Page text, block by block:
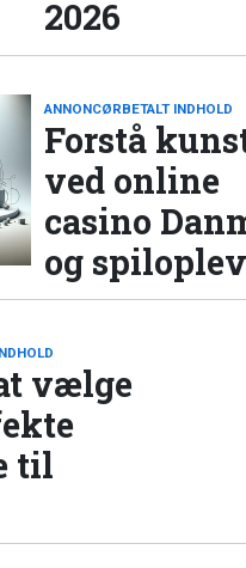
2026
ANNONCØRBETALT INDHOLD
Forstå
ved online
casino
og
vælge
til